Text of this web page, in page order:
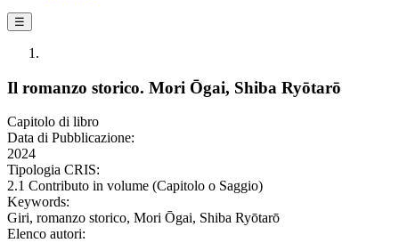
☰
Il romanzo storico. Mori Ōgai, Shiba Ryōtarō
Capitolo di libro
Data di Pubblicazione:
2024
Tipologia CRIS:
2.1 Contributo in volume (Capitolo o Saggio)
Keywords:
Giri, romanzo storico, Mori Ōgai, Shiba Ryōtarō
Elenco autori: